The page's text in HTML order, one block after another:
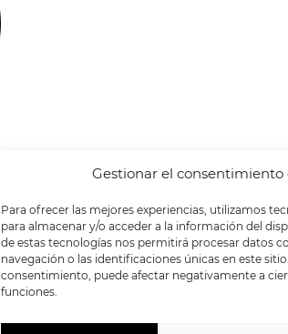
Gestionar el consentimiento
Para ofrecer las mejores experiencias, utilizamos
para almacenar y/o acceder a la información del
de estas tecnologías nos permitirá procesar datos
navegación o las identificaciones únicas en este
consentimiento, puede afectar negativamente a
funciones.
SIGUENOS EN: